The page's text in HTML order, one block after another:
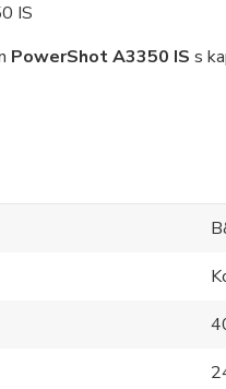
IS
PowerShot A3350 IS s